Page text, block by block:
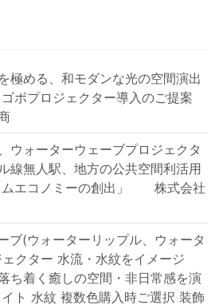
極める、和モダンな光の空間演出
ボプロジェクター導入のご提案
ウォーターウェーブプロジェクタ
無人駅、地方の公共空間利活用
ムエコノミーの創出」 株式会社
ブ(ウォーターリップル、ウォータ
クター 水流・水紋をイメージ
着く癒しの空間・非日常感を演
ト 水紋 複数色購入時ご選択 装飾